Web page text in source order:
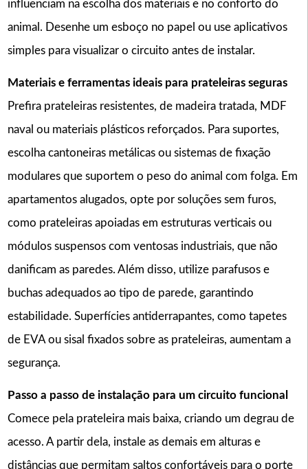
influenciam na escolha dos materiais e no conforto do
animal. Desenhe um esboço no papel ou use aplicativos
simples para visualizar o circuito antes de instalar.
Materiais e ferramentas ideais para prateleiras seguras
Prefira prateleiras resistentes, de madeira tratada, MDF
naval ou materiais plásticos reforçados. Para suportes,
escolha cantoneiras metálicas ou sistemas de fixação
modulares que suportem o peso do animal com folga. Em
apartamentos alugados, opte por soluções sem furos,
como prateleiras apoiadas em estruturas verticais ou
módulos suspensos com ventosas industriais, que não
danificam as paredes. Além disso, utilize parafusos e
buchas adequados ao tipo de parede, garantindo
estabilidade. Superfícies antiderrapantes, como tapetes
de EVA ou sisal fixados sobre as prateleiras, aumentam a
segurança.
Passo a passo de instalação para um circuito funcional
Comece pela prateleira mais baixa, criando um degrau de
acesso. A partir dela, instale as demais em alturas e
distâncias que permitam saltos confortáveis para o porte